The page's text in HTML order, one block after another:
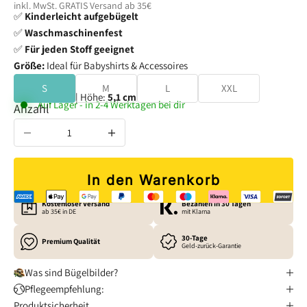
inkl. MwSt. GRATISVersand ab 35€
✅ Kinderleicht aufgebügelt
✅Waschmaschinenfest
✅ Für jeden Stoff geeignet
Größe: Ideal für Babyshirts & Accessoires
S
M L XXL
| Höhe: 5,1 cm
Auf Lager - in 2-4 Werktagen bei dir
Anzahl verringern
Anzahl erhöhen
In den Warenkorb
Kostenloser Versand
ab 35€ in DE
Bezahlen in 30 Tagen
mit Klarna
Premium Qualität 30-Tage
Geld-zurück-Garantie
Was sind Bügelbilder?
Pflegeempfehlung: